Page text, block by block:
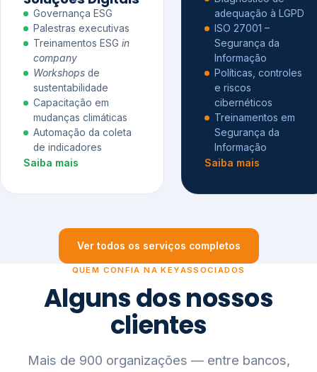
Governança ESG
Palestras executivas
Treinamentos ESG in
company
Workshops de
sustentabilidade
Capacitação em
mudanças climáticas
Automação da coleta
de indicadores
Saiba mais
adequação à LGPD
ISO 27001 –
Segurança da
Informação
Políticas, controles
e riscos
cibernéticos
Treinamentos em
Segurança da
Informação
Saiba mais
Ver todos os serviços completos
QUEM CONFIA NA KEYASSOCIADOS
Alguns dos nossos
clientes
Mais de 900 organizações — entre bancos,